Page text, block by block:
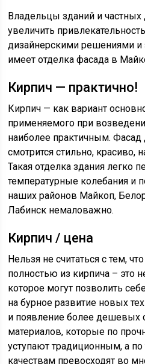
Владельцы зданий и
увеличить
дизайнерскими решениями и
имеет отделка фасада в
Кирпич — практично!
Кирпич — как вариант
применяемого при
наиболее практичным. Фасад
смотрится стильно, красиво,
Такая отделка здания легко
температурные колебания и
наших районов Майкоп,
Лабинск немаловажно.
Кирпич / цена
Нельзя не считаться с тем,
полностью из кирпича – это
которое могут позволить
на бурное развитие новых
и появление более дешевых
материалов, которые по
уступают традиционным, а
качествам превосходят во